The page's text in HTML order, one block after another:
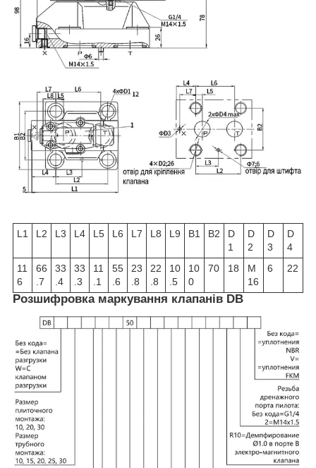
L1 L2 L3 L4 L5 L6 L7 L8 L9 В1 В2
D
1
D
2
D
3
D
4
11
6
66
.7
33
.4
33
.3
11
.1
55
.6
23
.8
22
.8
10
.5
10
0
70 18
M
16
6 22
Розшифровка маркування клапанів DB